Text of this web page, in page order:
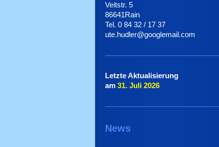
Veitstr. 5
86641Rain
Tel. 0 84 32 / 17 37
ute.hudler@googlemail.com
Letzte Aktualisierung
am 31. Juli 2026
News